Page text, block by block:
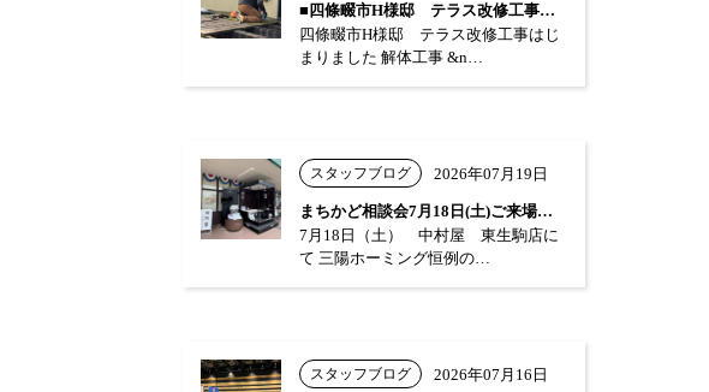
■四條畷市H様邸 テラス改修工事はじまり…
四條畷市H様邸 テラス改修工事はじ
まりました 解体工事 &n…
スタッフブログ 2026年07月19日
まちかど相談会7月18日(土)ご来場あり…
7月18日（土） 中村屋 東生駒店に
て 三陽ホーミング恒例の…
スタッフブログ 2026年07月16日